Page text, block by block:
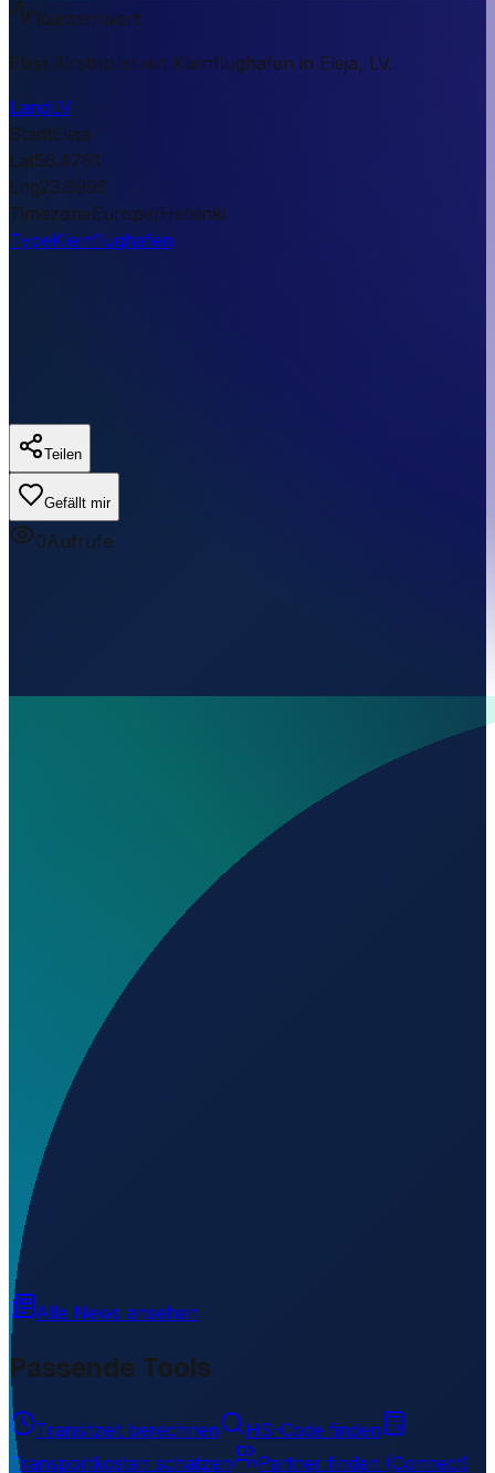
Kurzantwort
Eleja Airstrip ist ein Kleinflughafen in Eleja, LV.
LandLV
StadtEleja
Lat56.4761
Lng23.6995
TimezoneEurope/Helsinki
TypeKleinflughafen
Teilen
Gefällt mir
0Aufrufe
Wo liegt Eleja Airstrip?
Wird geladen...
Alle News ansehen
Passende Tools
Transitzeit berechnen
HS-Code finden
Transportkosten schätzen
Partner finden (Connect)